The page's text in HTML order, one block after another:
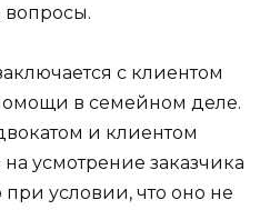
с клиентом
в семейном деле.
и клиентом
усмотрение заказчика
при условии, что оно не